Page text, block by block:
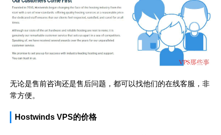
无论是售前咨询还是售后问题，都可以找他们的在线客服，非
常方便。
Hostwinds VPS的价格